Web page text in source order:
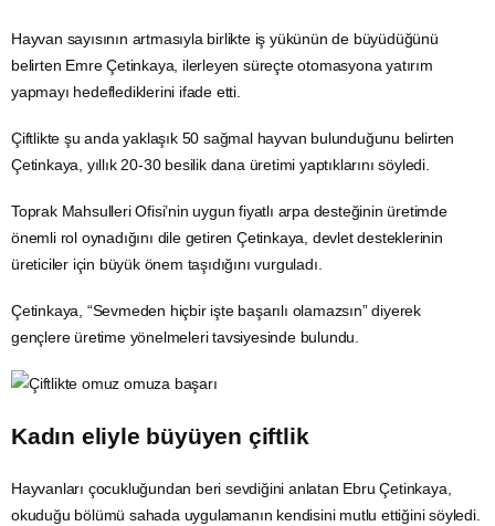
Hayvan sayısının artmasıyla birlikte iş yükünün de büyüdüğünü
belirten Emre Çetinkaya, ilerleyen süreçte otomasyonayatırım
yapmayı hedeflediklerini ifade etti.
Çiftlikte şu anda yaklaşık 50 sağmal hayvan bulunduğunu belirten
Çetinkaya, yıllık 20-30 besilik dana üretimi yaptıklarını söyledi.
Toprak Mahsulleri Ofisi’nin uygun fiyatlı arpa desteğinin üretimde
önemli rol oynadığını dile getiren Çetinkaya, devlet desteklerinin
üreticiler için büyük önem taşıdığını vurguladı.
Çetinkaya, “Sevmeden hiçbir işte başarılı olamazsın” diyerek
gençlere üretime yönelmeleri tavsiyesinde bulundu.
Kadın eliyle büyüyen çiftlik
Hayvanları çocukluğundan beri sevdiğini anlatan Ebru Çetinkaya,
okuduğu bölümü sahada uygulamanın kendisini mutlu ettiğini söyledi.